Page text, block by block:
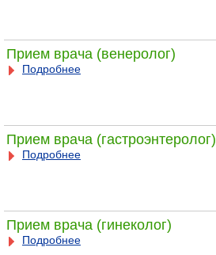
Прием врача (венеролог)
Подробнее
Прием врача (гастроэнтеролог)
Подробнее
Прием врача (гинеколог)
Подробнее